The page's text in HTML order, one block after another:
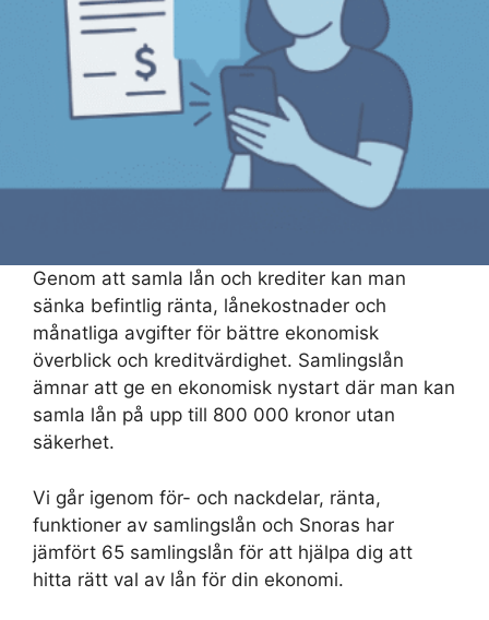
Genom att samla lån och krediter kan man
sänka befintlig ränta, lånekostnader och
månatliga avgifter för bättre ekonomisk
överblick och kreditvärdighet. Samlingslån
ämnar att ge en ekonomisk nystart där man kan
samla lån på upp till 800 000 kronor utan
säkerhet.
Vi går igenom för- och nackdelar, ränta,
funktioner av samlingslån och Snoras har
jämfört 65 samlingslån för att hjälpa dig att
hitta rätt val av lån för din ekonomi.